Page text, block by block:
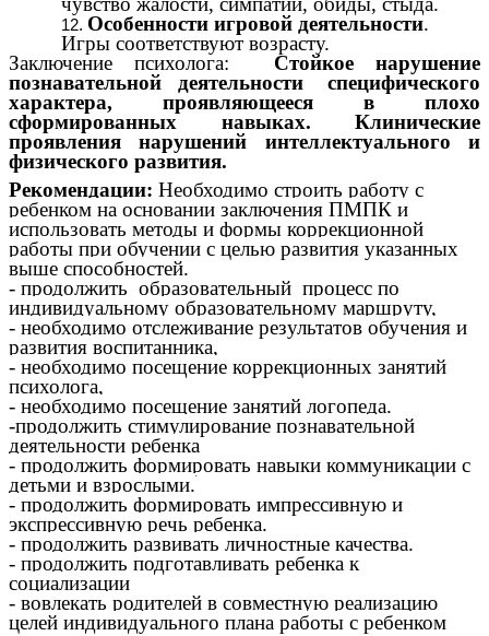
Особенности игровой деятельности.
Игры соответствуют возрасту.
Заключение психолога: Стойкое нарушение
познавательной деятельности специфического
характера, проявляющееся в плохо
сформированных навыках. Клинические
проявления нарушений интеллектуального и
физического развития.
Рекомендации: Необходимо строить работу с
ребенком на основании заключения ПМПК и
использовать методы и формы коррекционной
работы при обучении с целью развития указанных
выше способностей.
- продолжить образовательный процесс по
индивидуальному образовательному маршруту,
- необходимо отслеживание результатов обучения и
развития воспитанника,
- необходимо посещение коррекционных занятий
психолога,
- необходимо посещение занятий логопеда.
-продолжить стимулирование познавательной
деятельности ребенка
- продолжить формировать навыки коммуникации с
детьми и взрослыми.
- продолжить формировать импрессивную и
экспрессивную речь ребенка.
- продолжить развивать личностные качества.
- продолжить подготавливать ребенка к
социализации
- вовлекать родителей в совместную реализацию
целей индивидуального плана работы с ребенком